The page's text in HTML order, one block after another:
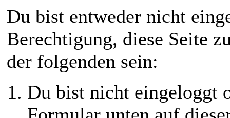
Du bist entweder nicht
Berechtigung, diese Seite
der folgenden sein:
Du bist nicht eingeloggt